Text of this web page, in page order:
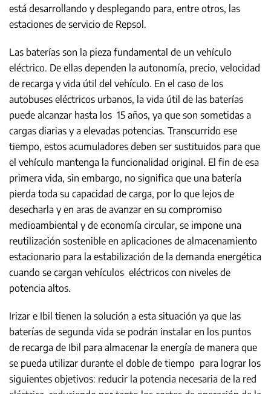
está desarrollando y desplegando para, entre otros, las
estaciones de servicio de Repsol.
Las baterías son la pieza fundamental de un vehículo
eléctrico. De ellas dependen la autonomía, precio, velocidad
de recarga y vida útil del vehículo. En el caso de los
autobuses eléctricos urbanos, la vida útil de las baterías
puede alcanzar hasta los 15 años, ya que son sometidas a
cargas diarias y a elevadas potencias. Transcurrido ese
tiempo, estos acumuladores deben ser sustituidos para que
el vehículo mantenga la funcionalidad original. El fin de esa
primera vida, sin embargo, no significa que una batería
pierda toda su capacidad de carga, por lo que lejos de
desecharla y en aras de avanzar en su compromiso
medioambiental y de economía circular, se impone una
reutilización sostenible en aplicaciones de almacenamiento
estacionario para la estabilización de la demanda energética
cuando se cargan vehículos eléctricos con niveles de
potencia altos.
Irizar e Ibil tienen la solución a esta situación ya que las
baterías de segunda vida se podrán instalar en los puntos
de recarga de Ibil para almacenar la energía de manera que
se pueda utilizar durante el doble de tiempo para lograr los
siguientes objetivos: reducir la potencia necesaria de la red